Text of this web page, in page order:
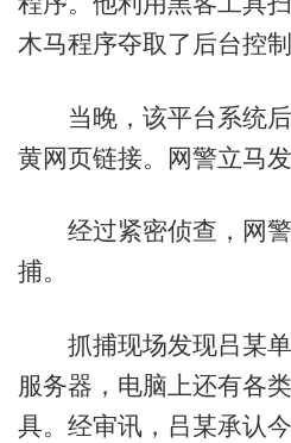
木马程序夺取了后台控制
当晚，该平台系统后
黄网页链接。网警立马发
经过紧密侦查，网警
捕。
抓捕现场发现吕某单
服务器，电脑上还有各
具。经审讯，吕某承认